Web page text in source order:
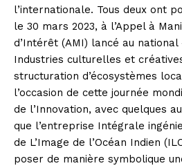
l’internationale. Tous deux ont
le 30 mars 2023, à l’Appel à
d’Intérêt (AMI) lancé au
Industries culturelles et
structuration d’écosystèmes
l’occasion de cette journée
de l’Innovation, avec quelques
que l’entreprise Intégrale
de L’Image de l’Océan Indien (
poser de manière symbolique